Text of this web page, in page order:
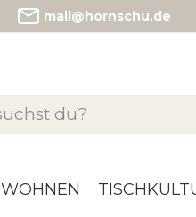
mail@hornschu.de
WOHNEN